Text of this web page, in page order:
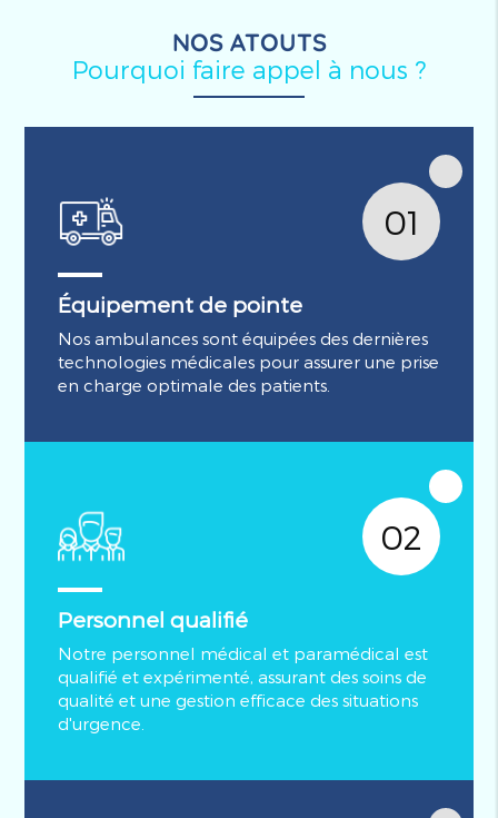
NOS ATOUTS
Pourquoi faire appel à nous ?
01
Équipement de pointe
Nos ambulances sont équipées des dernières
technologies médicales pour assurer une prise
en charge optimale des patients.
02
Personnel qualifié
Notre personnel médical et paramédical est
qualifié et expérimenté, assurant des soins de
qualité et une gestion efficace des situations
d'urgence.